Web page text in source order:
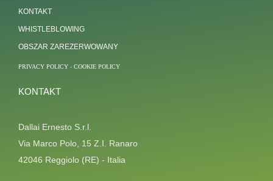
KONTAKT
WHISTLEBLOWING
OBSZAR ZAREZERWOWANY
PRIVACY POLICY - COOKIE POLICY
KONTAKT
Dallai Ernesto S.r.l.
Via Marco Polo, 15 Z.I. Ranaro
42046 Reggiolo (RE) - Italia